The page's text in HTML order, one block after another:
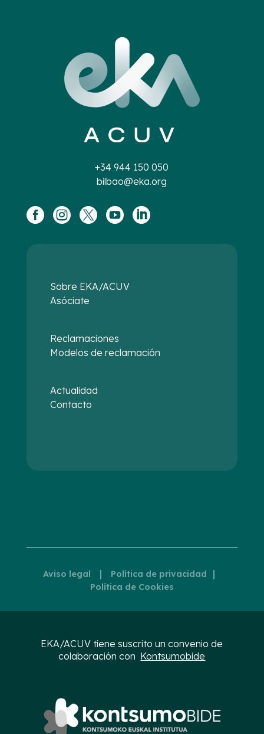
+34 944 150 050
bilbao@eka.org
    
Sobre EKA/ACUV
Asóciate
Reclamaciones
Modelos de reclamación
Actualidad
Contacto
Aviso legal | Política de privacidad |
Política de Cookies
EKA/ACUV tiene suscrito un convenio de
colaboración con Kontsumobide